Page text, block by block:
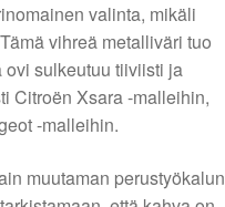
valinta, mikäli
vihreä metalliväri tuo
sulkeutuu tiiviisti ja
Citroën Xsara -malleihin,
-malleihin.
muutaman perustyökalun